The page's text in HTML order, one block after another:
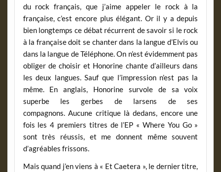
du rock français, que j’aime appeler le rock à la
française, c’est encore plus élégant. Or il y a depuis
bien longtemps ce débat récurrent de savoir si le rock
à la française doit se chanter dans la langue d’Elvis ou
dans la langue de Téléphone. On n’est évidemment pas
obliger de choisir et Honorine chante d’ailleurs dans
les deux langues. Sauf que l’impression n’est pas la
même. En anglais, Honorine survole de sa voix
superbe les gerbes de larsens de ses
compagnons. Aucune critique là dedans, encore une
fois les 4 premiers titres de l’EP « Where You Go »
sont très réussis, et me donnent même souvent
d’agréables frissons.
Mais quand j’en viens à « Et Caetera », le dernier titre,